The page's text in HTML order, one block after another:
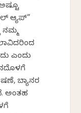
ಆ್ಯಪ್”
ನಮ್ಮ
ಎಂದು
ಬ್ಯಾನರ
ಅಂತಹ